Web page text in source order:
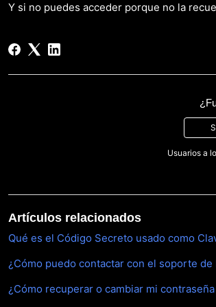
Y si no puedes acceder porque no la
Usuarios a
Artículos relacionados
Qué es el Código Secreto usado como
¿Cómo puedo contactar con el soporte de
¿Cómo recuperar o cambiar mi